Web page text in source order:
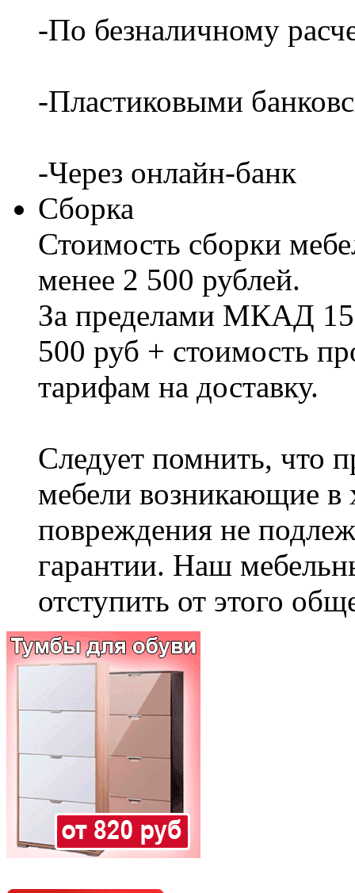
-По безналичному
-Пластиковыми
-Через онлайн-банк
Сборка
Стоимость сборки
менее 2 500 рублей.
За пределами МКАД
500 руб + стоимость
тарифам на доставку.
Следует помнить, что
мебели возникающие в
повреждения не
гарантии. Наш
отступить от этого